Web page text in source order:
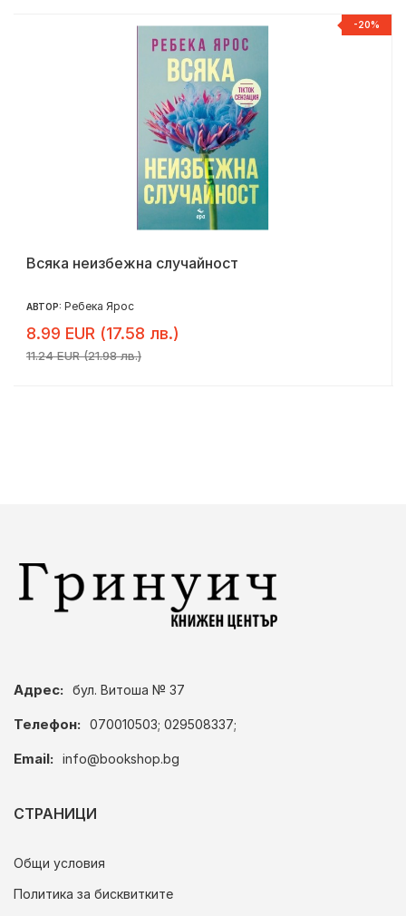
-20%
Всяка неизбежна случайност
АВТОР: Ребека Ярос
8.99 EUR (17.58 лв.)
11.24 EUR (21.98 лв.)
Адрес: бул. Витоша № 37
Телефон: 070010503; 029508337;
Email: info@bookshop.bg
СТРАНИЦИ
Общи условия
Политика за бисквитките